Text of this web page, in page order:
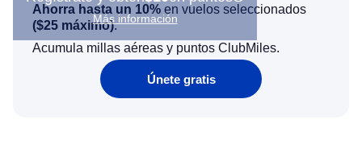
Más información
Ahorra hasta un 10% en vuelos seleccionados
($25 máximo).
Acumula millas aéreas y puntos ClubMiles.
Únete gratis